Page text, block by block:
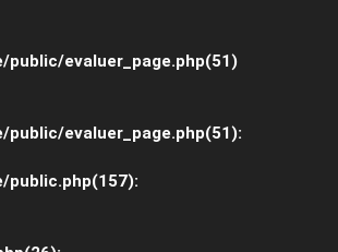
evaluer_page.php(51)
evaluer_page.php(51):